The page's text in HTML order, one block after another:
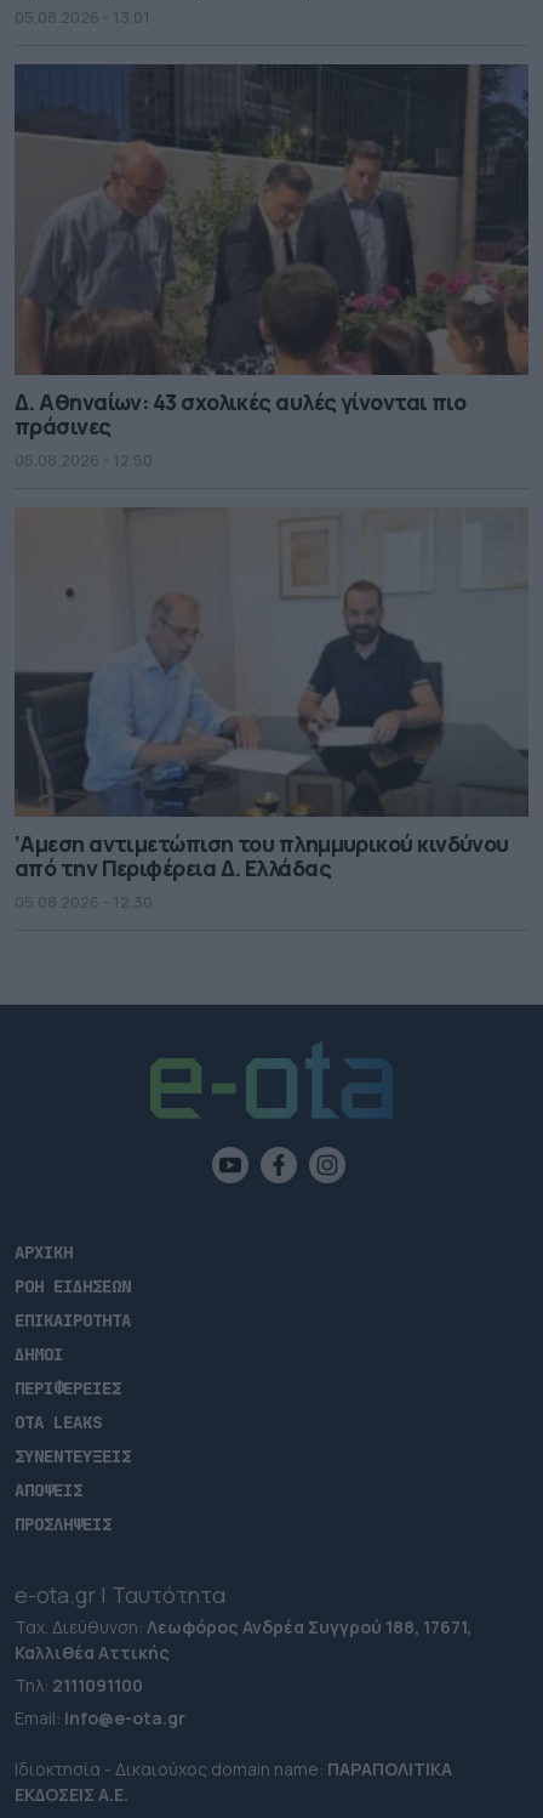
05.08.2026 - 13.01
Δ. Αθηναίων: 43 σχολικές αυλές γίνονται πιο
πράσινες
05.08.2026 - 12.50
‘Αμεση αντιμετώπιση του πλημμυρικού κινδύνου
από την Περιφέρεια Δ. Ελλάδας
05.08.2026 - 12.30
ΑΡΧΙΚΗ
ΡΟΗ ΕΙΔΗΣΕΩΝ
ΕΠΙΚΑΙΡΟΤΗΤΑ
ΔΗΜΟΙ
ΠΕΡΙΦΕΡΕΙΕΣ
OTA LEAKS
ΣΥΝΕΝΤΕΥΞΕΙΣ
ΑΠΟΨΕΙΣ
ΠΡΟΣΛΗΨΕΙΣ
e-ota.gr | Ταυτότητα
Ταχ. Διεύθυνση: Λεωφόρος Ανδρέα Συγγρού 188, 17671,
Καλλιθέα Αττικής
Τηλ: 2111091100
Εmail: info@e-ota.gr
Ιδιοκτησία - Δικαιούχος domain name: ΠΑΡΑΠΟΛΙΤΙΚΑ
ΕΚΔΟΣΕΙΣ A.E.